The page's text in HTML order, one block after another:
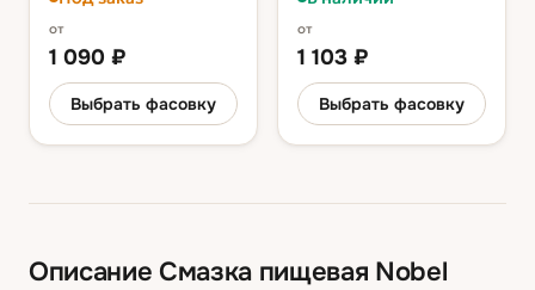
от
1 090 ₽
Выбрать фасовку
от
1 103 ₽
Выбрать фасовку
Описание Смазка пищевая Nobel